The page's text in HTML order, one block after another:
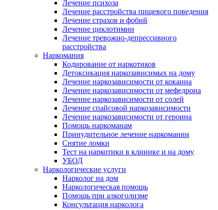
Лечение психоза
Лечение расстройства пищевого поведения
Лечение страхов и фобий
Лечение циклотимии
Лечение тревожно-депрессивного
расстройства
Наркомания
Кодирование от наркотиков
Детоксикация наркозависимых на дому
Лечение наркозависимости от кокаина
Лечение наркозависимости от мефедрона
Лечение наркозависимости от солей
Лечение спайсовой наркозависимости
Лечение наркозависимости от героина
Помощь наркоманам
Принудительное лечение наркомании
Снятие ломки
Тест на наркотики в клинике и на дому
УБОД
Наркологические услуги
Нарколог на дом
Наркологическая помощь
Помощь при алкоголизме
Консультация нарколога